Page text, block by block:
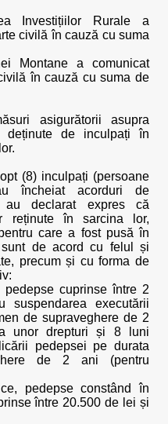
Investițiilor Rurale a
civilă în cauză cu suma
Montane a comunicat
în cauză cu suma de
asigurătorii asupra
deținute de inculpați în
(8) inculpați (persoane
încheiat acorduri de
au declarat expres că
reținute în sarcina lor,
care a fost pusă în
de acord cu felul și
precum și cu forma de
cuprinse între 2
executării
de supraveghere de 2
unor drepturi și 8 luni
pedepsei pe durata
de 2 ani (pentru
pedepse constând în
între 20.500 de lei și